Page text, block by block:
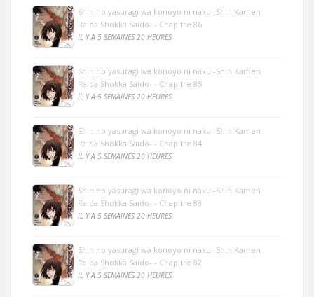
Shin no yasuragi wa konoyo ni naku -Shin Kamen
Raida Shokka Saido- - Chapitre 86
IL Y A 5 SEMAINES 20 HEURES
Shin no yasuragi wa konoyo ni naku -Shin Kamen
Raida Shokka Saido- - Chapitre 85
IL Y A 5 SEMAINES 20 HEURES
Shin no yasuragi wa konoyo ni naku -Shin Kamen
Raida Shokka Saido- - Chapitre 84
IL Y A 5 SEMAINES 20 HEURES
Shin no yasuragi wa konoyo ni naku -Shin Kamen
Raida Shokka Saido- - Chapitre 83
IL Y A 5 SEMAINES 20 HEURES
Shin no yasuragi wa konoyo ni naku -Shin Kamen
Raida Shokka Saido- - Chapitre 82
IL Y A 5 SEMAINES 20 HEURES